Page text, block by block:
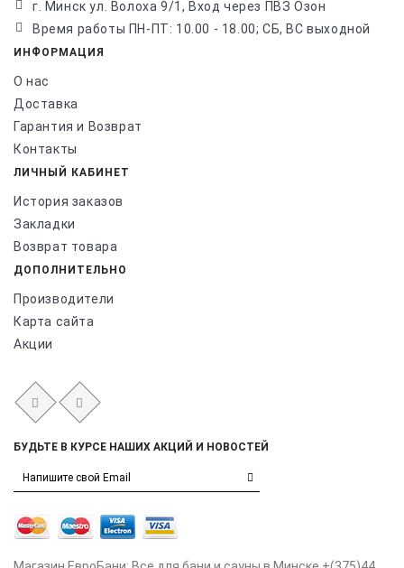
г. Минск ул. Волоха 9/1, Вход через ПВЗ Озон
Время работы ПН-ПТ: 10.00 - 18.00; СБ, ВС выходной
ИНФОРМАЦИЯ
О нас
Доставка
Гарантия и Возврат
Контакты
ЛИЧНЫЙ КАБИНЕТ
История заказов
Закладки
Возврат товара
ДОПОЛНИТЕЛЬНО
Производители
Карта сайта
Акции
БУДЬТЕ В КУРСЕ НАШИХ АКЦИЙ И НОВОСТЕЙ